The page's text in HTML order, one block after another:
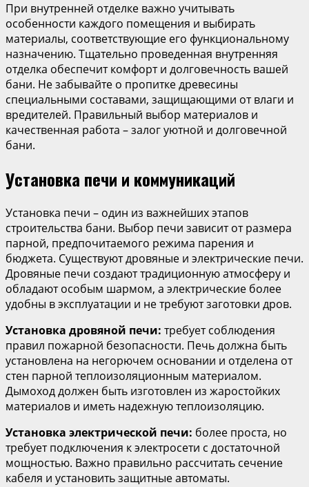
При внутренней отделке важно учитывать
особенности каждого помещения и выбирать
материалы, соответствующие его функциональному
назначению. Тщательно проведенная внутренняя
отделка обеспечит комфорт и долговечность вашей
бани. Не забывайте о пропитке древесины
специальными составами, защищающими от влаги и
вредителей. Правильный выбор материалов и
качественная работа – залог уютной и долговечной
бани.
Установка печи и коммуникаций
Установка печи – один из важнейших этапов
строительства бани. Выбор печи зависит от размера
парной, предпочитаемого режима парения и
бюджета. Существуют дровяные и электрические печи.
Дровяные печи создают традиционную атмосферу и
обладают особым шармом, а электрические более
удобны в эксплуатации и не требуют заготовки дров.
Установка дровяной печи: требует соблюдения
правил пожарной безопасности. Печь должна быть
установлена на негорючем основании и отделена от
стен парной теплоизоляционным материалом.
Дымоход должен быть изготовлен из жаростойких
материалов и иметь надежную теплоизоляцию.
Установка электрической печи: более проста, но
требует подключения к электросети с достаточной
мощностью. Важно правильно рассчитать сечение
кабеля и установить защитные автоматы.